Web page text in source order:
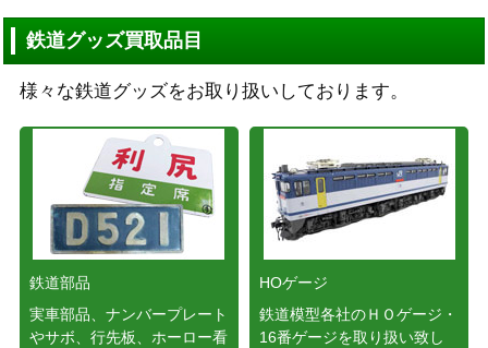
鉄道グッズ買取品目
様々な鉄道グッズをお取り扱いしております。
鉄道部品
実車部品、ナンバープレート
やサボ、行先板、ホーロー看
HOゲージ
鉄道模型各社のＨＯゲージ・
16番ゲージを取り扱い致し